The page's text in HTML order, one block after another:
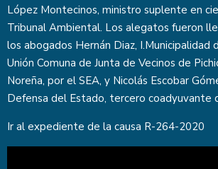
López Montecinos, ministro suplente en
Tribunal Ambiental. Los alegatos fueron
los abogados Hernán Diaz, I.Municipalidad
Unión Comuna de Junta de Vecinos de
Noreña, por el SEA, y Nicolás Escobar
Defensa del Estado, tercero coadyuvante
Ir al expediente de la causa R-264-2020